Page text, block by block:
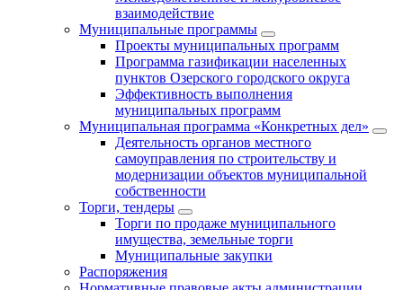
взаимодействие
Муниципальные программы
Проекты муниципальных программ
Программа газификации населенных
пунктов Озерского городского округа
Эффективность выполнения
муниципальных программ
Муниципальная программа «Конкретных дел»
Деятельность органов местного
самоуправления по строительству и
модернизации объектов муниципальной
собственности
Торги, тендеры
Торги по продаже муниципального
имущества, земельные торги
Муниципальные закупки
Распоряжения